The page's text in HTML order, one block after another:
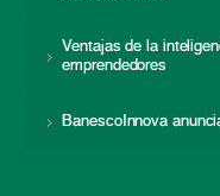
Ventajas de la
emprendedores
BanescoInnova